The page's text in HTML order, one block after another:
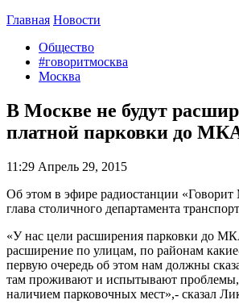
Главная Новости
Общество
#говоритмосква
Москва
В Москве не будут
платной парковки до
11:29 Апрель 29, 2015
Об этом в эфире радиостанции
глава столичного департамента
«У нас цели расширения парковки до
расширение по улицам, по районам
первую очередь об этом нам должны
там проживают и испытывают проблемы,
наличием парковочных мест»,- сказал